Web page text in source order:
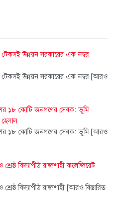
টেকসই উন্নয়ন সরকারের এক নম্বর
টেকসই উন্নয়ন সরকারের এক নম্বর [আরও
১৮ কোটি জনগণের সেবক: ভূমি
হেলাল
১৮ কোটি জনগণের সেবক: ভূমি [আরও
শ্রেষ্ঠ বিদ্যাপীঠ রাজশাহী কলেজিয়েট
বিদ্যাপীঠ রাজশাহী [আরও বিস্তারিত